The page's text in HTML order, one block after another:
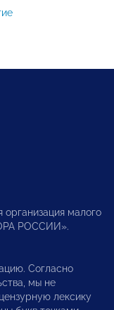
малого
РОССИИ».
Согласно
мы не
лексику